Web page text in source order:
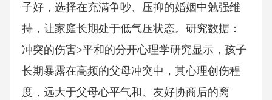
子好，选择在充满争吵、压抑的婚姻中勉强维
持，让家庭长期处于低气压状态。研究数据：
冲突的伤害>平和的分开心理学研究显示，孩子
长期暴露在高频的父母冲突中，其心理创伤程
度，远大于父母心平气和、友好协商后的离